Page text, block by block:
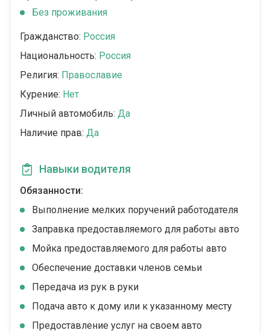
Без проживания
Гражданство: Россия
Национальность: Россия
Религия: Православие
Курение: Нет
Личный автомобиль: Да
Наличие прав: Да
Навыки водителя
Обязанности:
Выполнение мелких поручений работодателя
Заправка предоставляемого для работы авто
Мойка предоставляемого для работы авто
Обеспечение доставки членов семьи
Передача из рук в руки
Подача авто к дому или к указанному месту
Предоставление услуг на своем авто